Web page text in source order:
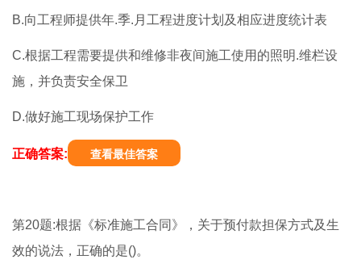
B.向工程师提供年.季.月工程进度计划及相应进度统计表
C.根据工程需要提供和维修非夜间施工使用的照明.维栏设
施，并负责安全保卫
D.做好施工现场保护工作
正确答案: 查看最佳答案
第20题:根据《标准施工合同》，关于预付款担保方式及生
效的说法，正确的是()。